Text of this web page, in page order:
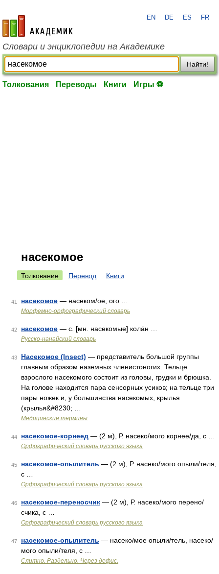
academic.ru
EN DE ES FR
Словари и энциклопедии на Академике
Найти!
Толкования Переводы Книги Игры ⚽
насекомое
Толкование Перевод Книги
41 насекомое — насеком/ое, ого …
Морфемно-орфографический словарь
42 насекомое — с. [мн. насекомые] кола̄н …
Русско-нанайский словарь
43 Насекомое (Insect) — представитель большой группы
главным образом наземных членистоногих. Тельце
взрослого насекомого состоит из головы, грудки и брюшка.
На голове находится пара сенсорных усиков; на тельце три
пары ножек и, у большинства насекомых, крылья
(крылья&#8230; …
Медицинские термины
44 насекомое-корнеед — (2 м), Р. насеко/мого корнее/да, с …
Орфографический словарь русского языка
45 насекомое-опылитель — (2 м), Р. насеко/мого опыли/теля,
с …
Орфографический словарь русского языка
46 насекомое-переносчик — (2 м), Р. насеко/мого перено/
счика, с …
Орфографический словарь русского языка
47 насекомое-опылитель — насеко/мое опыли/тель, насеко/
мого опыли/теля, с …
Слитно. Раздельно. Через дефис.